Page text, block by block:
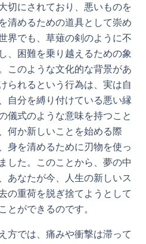
切にされており、悪いものを
清めるための道具として崇め
界でも、草薙の剣のように不
、困難を乗り越えるための象
このような文化的な背景があ
られるという行為は、実は自
自分を縛り付けている悪い縁
儀式のような意味を持つこと
何か新しいことを始める際
身を清めるために刃物を使っ
した。このことから、夢の中
あなたが今、人生の新しいス
の重荷を脱ぎ捨てようとして
とができるのです。
方では、痛みや衝撃は滞って